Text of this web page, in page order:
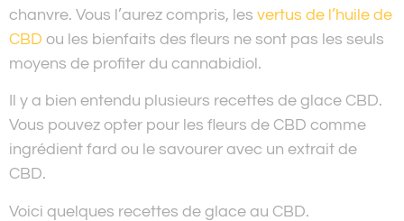
chanvre. Vous l’aurez compris, les vertus de l’huile de
CBD ou les bienfaits des fleurs ne sont pas les seuls
moyens de profiter du cannabidiol.
Il y a bien entendu plusieurs recettes de glace CBD.
Vous pouvez opter pour les fleurs de CBD comme
ingrédient fard ou le savourer avec un extrait de
CBD.
Voici quelques recettes de glace au CBD.